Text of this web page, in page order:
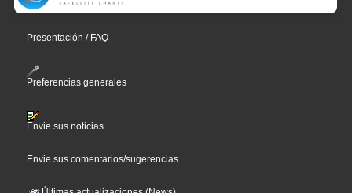
Presentación / FAQ
Preferencias generales
Envie sus noticias
Envie sus comentarios/sugerencias